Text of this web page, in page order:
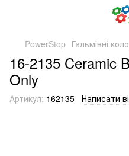
PowerStop Гальмівні
16-2135 Ceramic
Only
Артикул: 162135 Написати